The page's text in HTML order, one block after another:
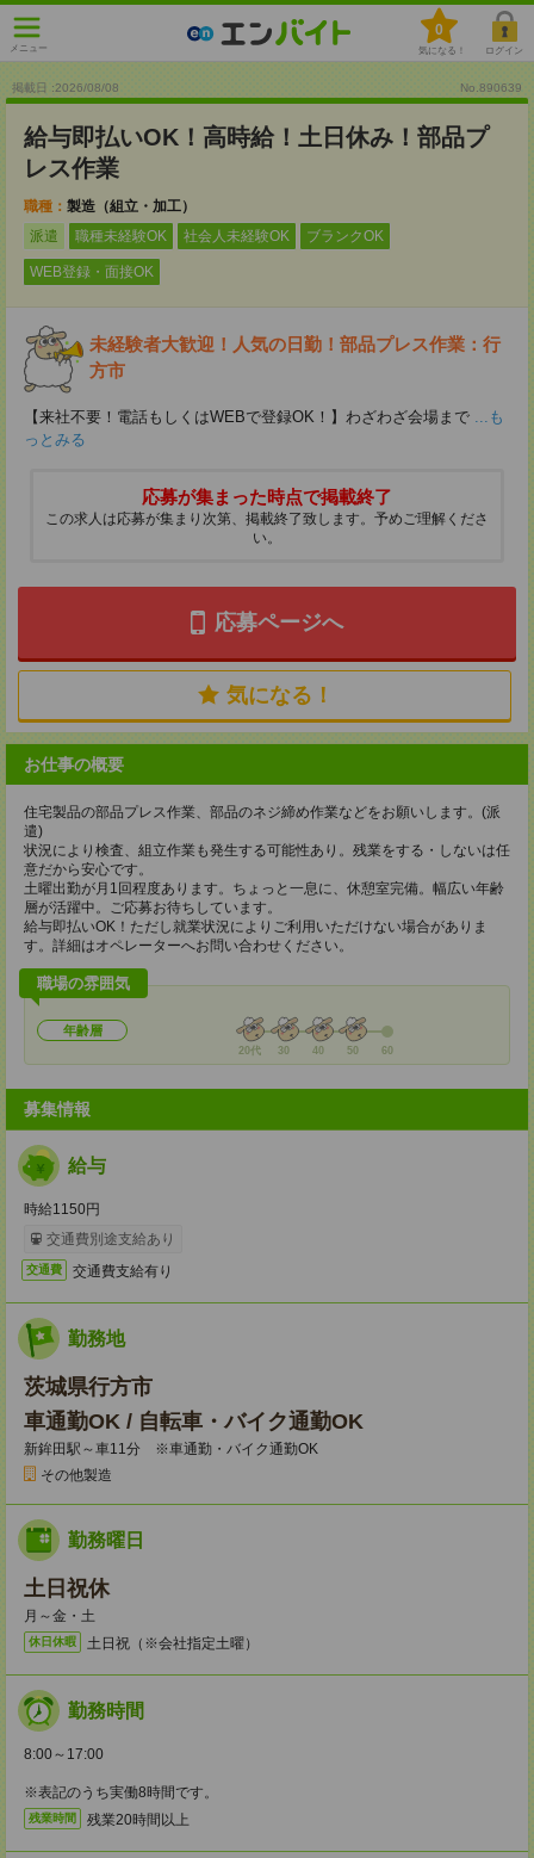
メニュー
0
気になる！ ログイン
掲載日 :2026/08/08 No.890639
給与即払いOK！高時給！土日休み！部品プ
レス作業
職種： 製造（組立・加工）
派遣
職種未経験OK 社会人未経験OK ブランクOK
WEB登録・面接OK
未経験者大歓迎！人気の日勤！部品プレス作業：行
方市
【来社不要！電話もしくはWEBで登録OK！】わざわざ会場まで ...も
っとみる
応募が集まった時点で掲載終了
この求人は応募が集まり次第、掲載終了致します。予めご理解くださ
い。
応募ページへ
気になる！
お仕事の概要
住宅製品の部品プレス作業、部品のネジ締め作業などをお願いします。(派
遣)
状況により検査、組立作業も発生する可能性あり。残業をする・しないは任
意だから安心です。
土曜出勤が月1回程度あります。ちょっと一息に、休憩室完備。幅広い年齢
層が活躍中。ご応募お待ちしています。
給与即払いOK！ただし就業状況によりご利用いただけない場合がありま
す。詳細はオペレーターへお問い合わせください。
職場の雰囲気
年齢層
20代 30 40 50 60
募集情報
給与
時給1150円
交通費別途支給あり
交通費 交通費支給有り
勤務地
茨城県行方市
車通勤OK / 自転車・バイク通勤OK
新鉾田駅～車11分 ※車通勤・バイク通勤OK
その他製造
勤務曜日
土日祝休
月～金・土
休日休暇 土日祝（※会社指定土曜）
勤務時間
8:00～17:00
※表記のうち実働8時間です。
残業時間 残業20時間以上